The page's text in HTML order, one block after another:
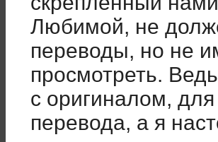
Любимой, не
переводы, но не
просмотреть.
с оригиналом,
перевода, а я